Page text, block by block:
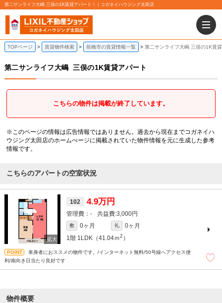
第二サンライフ大嶋 三俣の1K賃貸アパート！｜コガネイハウジング太田店
TOPページ 賃貸物件検索 前橋市の賃貸情報一覧 第二サンライフ大嶋 三俣の1K賃
第二サンライフ大嶋 三俣の1K賃貸アパート
こちらの物件は掲載が終了しています。
※このページの情報は広告情報ではありません。過去から現在までコガネイハ
ウジング太田店のホームぺージに掲載されていた物件情報を元に生成した参考
情報です。
こちらのアパートの空室状況
102 4.9万円
- 3,000円
敷 0ヶ月 礼
0ヶ月
1階 1LDK（41.04ｍ2 ）
単身者におススメの物件です。/インターネット無料/50号線へアクセス便
利/南向き日当たり良好です
物件概要